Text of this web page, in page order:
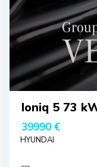
Ioniq 5 73
39990 €
HYUNDAI